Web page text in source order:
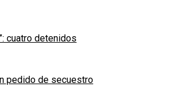
cuatro detenidos
pedido de secuestro